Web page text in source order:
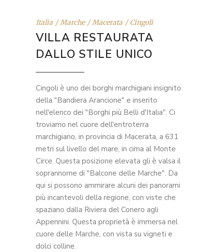
Italia Marche Macerata Cingoli
VILLA RESTAURATA
DALLO STILE UNICO
Cingoli è uno dei borghi marchigiani insignito
della "Bandiera Arancione" e inserito
nell'elenco dei "Borghi più Belli d'Italia". Ci
troviamo nel cuore dell'entroterra
marchigiano, in provincia di Macerata, a 631
metri sul livello del mare, in cima al Monte
Circe. Questa posizione elevata gli è valsa il
soprannome di "Balcone delle Marche". Da
qui si possono ammirare alcuni dei panorami
più incantevoli della regione, con viste che
spaziano dalla Riviera del Conero agli
Appennini. Questa proprietà è immersa nel
cuore delle Marche, con vista su vigneti e
dolci colline.